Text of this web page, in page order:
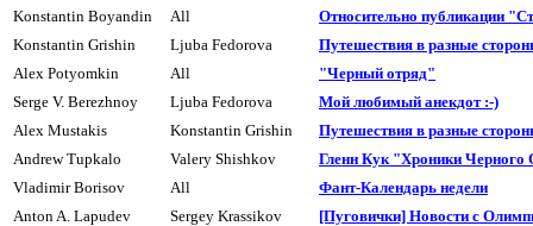
Konstantin Boyandin
All
Относительно публикации
Konstantin Grishin
Ljuba Fedorova
Пyтешествия в разные
Alex Potyomkin
All
"Черный отряд"
Serge V. Berezhnoy
Ljuba Fedorova
Мой любимый анекдот :-)
Alex Mustakis
Konstantin Grishin
Пyтешествия в разные
Andrew Tupkalo
Valery Shishkov
Гленн Кук "Хроники Черного
Vladimir Borisov
All
Фант-Календарь недели
Anton A. Lapudev
Sergey Krassikov
[Пуговички] Новости с